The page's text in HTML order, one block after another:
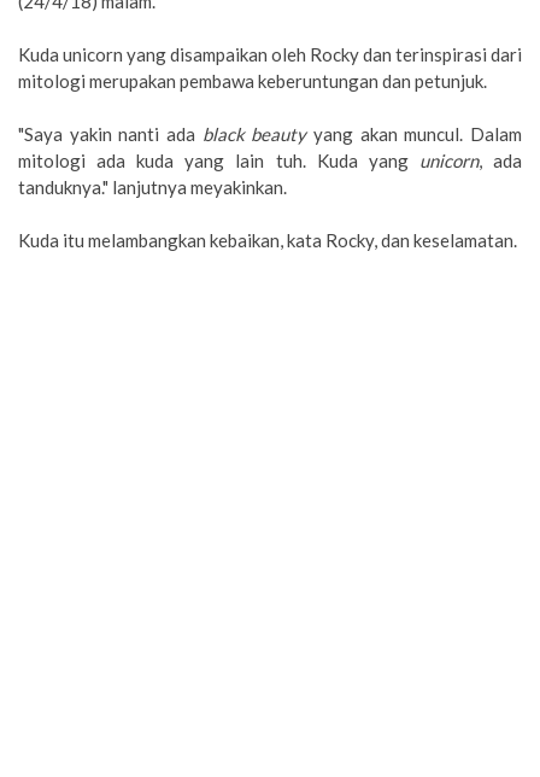
Kuda unicorn yang disampaikan oleh Rocky dan terinspirasi dari
mitologi merupakan pembawa keberuntungan dan petunjuk.
"Saya yakin nanti ada black beautyyang akan muncul. Dalam
mitologi ada kuda yang lain tuh. Kuda yang unicorn, ada
tanduknya." lanjutnya meyakinkan.
Kuda itu melambangkan kebaikan, kata Rocky, dan keselamatan.